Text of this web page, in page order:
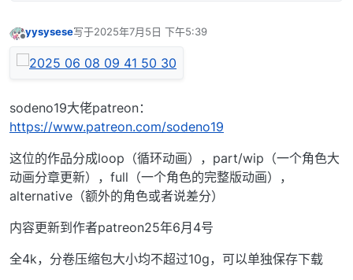
yysysese写于2025年7月5日 下午5:39
最后由 编辑
sodeno19大佬patreon：
https://www.patreon.com/sodeno19
这位的作品分成loop（循环动画），part/wip（一个角色大
动画分章更新），full（一个角色的完整版动画），
alternative（额外的角色或者说差分）
内容更新到作者patreon25年6月4号
全4k，分卷压缩包大小均不超过10g，可以单独保存下载